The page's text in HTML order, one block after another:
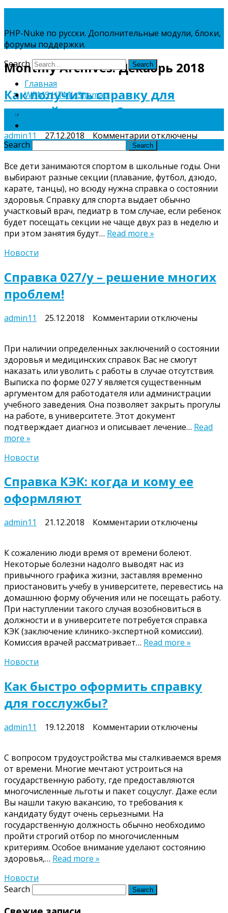
PHP-Nuke по русски. Дополнительные модули, блоки,
форумы поддержки.
Search
Главная
WPMS HTML Sitemap
Search
Monthly Archives:Декабрь 2018
Как получить справку для
занятий спортом?
admin11 27.12.2018 Комментарии к
записи
получить
справку
для
занятий
спортом?
отключены
Все дети занимаются спортом в школьные годы. Они
выбирают разные секции (плавание, футбол, дзюдо,
карате, танцы), но всюду нужна справка о состоянии
здоровья. Справку для спорта выдает обычно
участковый врач, педиатр в том случае, если ребенок
будет посещать секции не чаще двух раз в неделю и
при этом занятия будут… Read more »
Новости
Справка 027/у – решение многих
проблем!
admin11 25.12.2018 Комментарии к
027/
у
–
решение
многих
проблем!
отключены
При наличии определенных заключений о состоянии
здоровья и медицинских справок Вас не смогут
наказать или уволить с работы в случае отсутствия.
Выписка по форме 027 У является существенным
аргументом для работодателя или администрации
учебного заведения. Она позволяет закрыть прогулы
на работе, в университете. Этот документ
подтверждает диагноз и описывает лечение… Read
more »
Новости
Справка КЭК: когда и кому ее
оформляют
admin11 21.12.2018 Комментарии к
КЭК:
когда
и
кому
ее
оформляют
отключены
К сожалению люди время от времени болеют.
Некоторые болезни надолго выводят нас из
привычного графика жизни, заставляя временно
приостановить учебу в университете, перевестись на
домашнюю форму обучения или не посещать работу.
При наступлении такого случая возобновиться в
должности и в университете потребуется справка
КЭК (заключение клинико-экспертной комиссии).
Комиссия врачей рассматривает… Read more »
Новости
Как быстро оформить справку
для госслужбы?
admin11 19.12.2018 Комментарии к
быстро
оформить
справку
для
госслужбы?
отключены
С вопросом трудоустройства мы сталкиваемся время
от времени. Многие мечтают устроиться на
государственную работу, где предоставляются
многочисленные льготы и пакет соцуслуг. Даже если
Вы нашли такую вакансию, то требования к
кандидату будут очень серьезными. На
государственную должность обычно необходимо
пройти строгий отбор по многочисленным
критериям. Особое внимание уделают состоянию
здоровья,… Read more »
Новости
Search